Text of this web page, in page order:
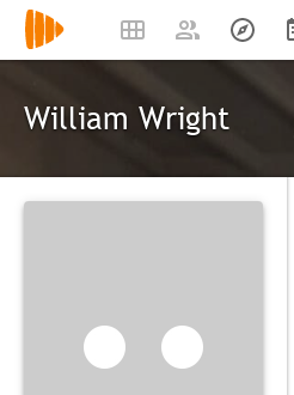
William Wright